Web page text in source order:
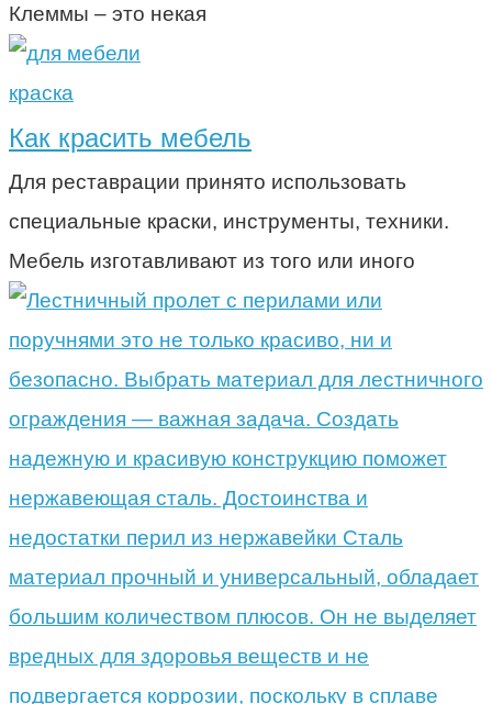
Клеммы – это некая
краска
Как красить мебель
Для реставрации принято использовать
специальные краски, инструменты, техники.
Мебель изготавливают из того или иного